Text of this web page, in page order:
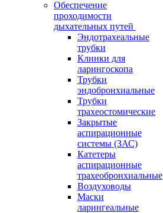
Обеспечение
проходимости
дыхательных путей
Эндотрахеальные
трубки
Клинки для
ларингоскопа
Трубки
эндобронхиальные
Трубки
трахеостомические
Закрытые
аспирационные
системы (ЗАС)
Катетеры
аспирационные
трахеобронхиальные
Воздуховоды
Маски
ларингеальные